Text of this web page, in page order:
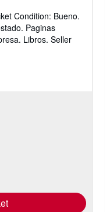
Condition: Bueno.
Paginas
Libros. Seller